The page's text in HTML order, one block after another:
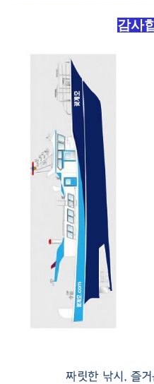
감사